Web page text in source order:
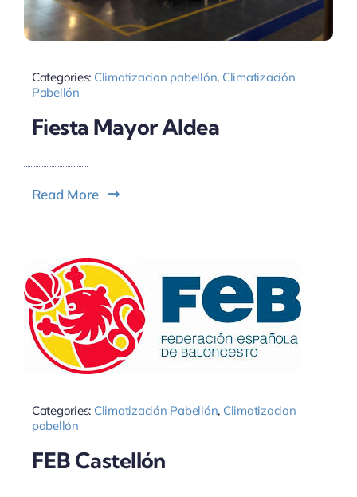
Categories: Climatizacion pabellón, Climatización
Pabellón
Fiesta Mayor Aldea
Read More
Categories: Climatización Pabellón, Climatizacion
pabellón
FEB Castellón